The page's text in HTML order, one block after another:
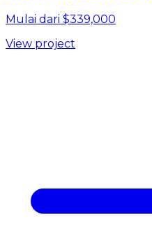
Mulai dari $339,000
View project